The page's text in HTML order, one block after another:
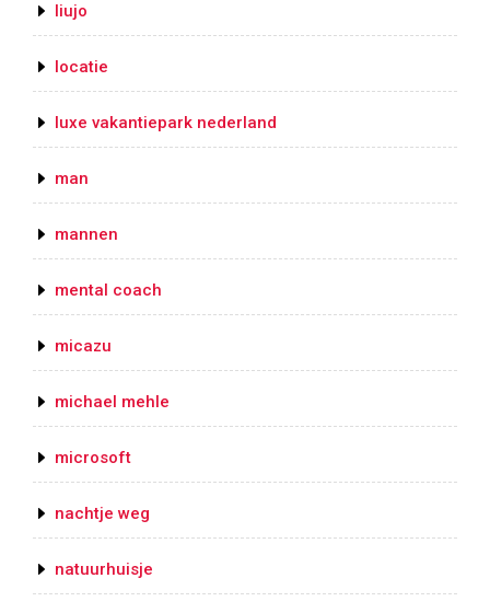
liujo
locatie
luxe vakantiepark nederland
man
mannen
mental coach
micazu
michael mehle
microsoft
nachtje weg
natuurhuisje